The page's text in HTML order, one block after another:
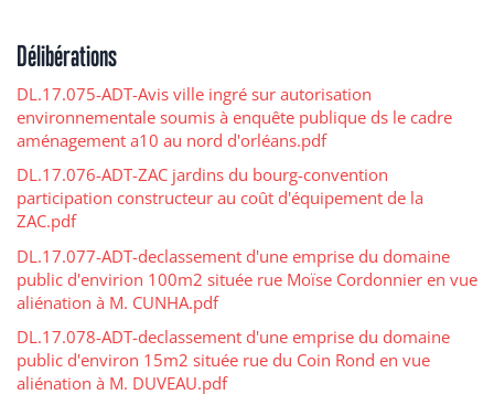
Délibérations
DL.17.075-ADT-Avis ville ingré sur autorisation
environnementale soumis à enquête publique ds le cadre
aménagement a10 au nord d'orléans.pdf
DL.17.076-ADT-ZAC jardins du bourg-convention
participation constructeur au coût d'équipement de la
ZAC.pdf
DL.17.077-ADT-declassement d'une emprise du domaine
public d'envirion 100m2 située rue Moïse Cordonnier en vue
aliénation à M. CUNHA.pdf
DL.17.078-ADT-declassement d'une emprise du domaine
public d'environ 15m2 située rue du Coin Rond en vue
aliénation à M. DUVEAU.pdf